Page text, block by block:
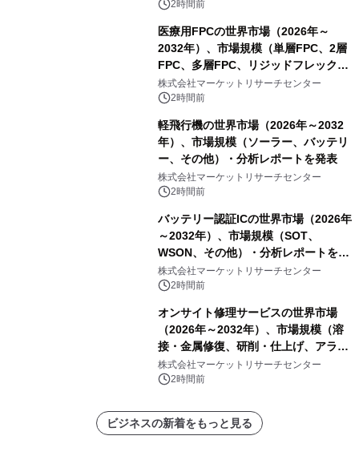
表2時間前
医療用FPCの世界市場（2026年～
2032年）、市場規模（単層FPC、2層
FPC、多層FPC、リジッドフレックス
PCB）・分析レポートを発表
株式会社マーケットリサーチセンター
2時間前
軽飛行機の世界市場（2026年～2032
年）、市場規模（ソーラー、バッテリ
ー、その他）・分析レポートを発表
株式会社マーケットリサーチセンター
2時間前
バッテリー認証ICの世界市場（2026年
～2032年）、市場規模（SOT、
WSON、その他）・分析レポートを発
表
株式会社マーケットリサーチセンター
2時間前
オンサイト修理サービスの世界市場
（2026年～2032年）、市場規模（溶
接・金属修復、研削・仕上げ、アライ
メント、その他）・分析レポートを発
表
株式会社マーケットリサーチセンター
2時間前
ビジネスの新着をもっと見る